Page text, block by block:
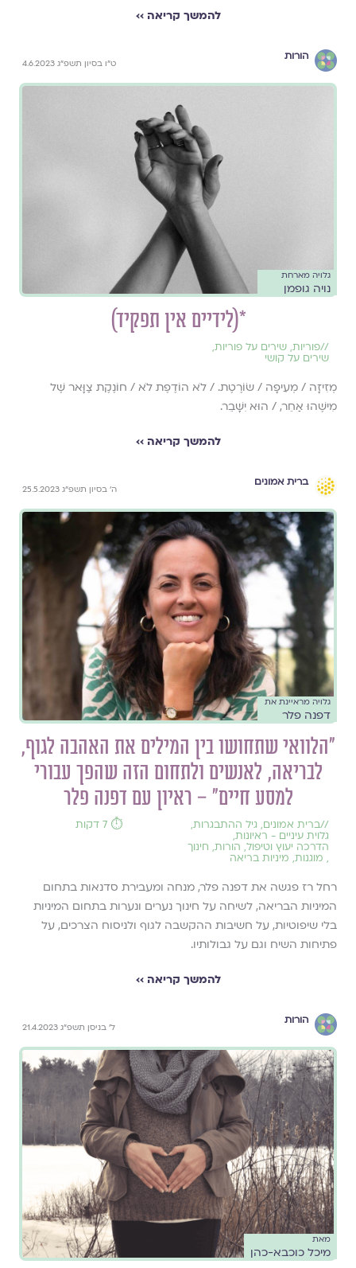
להמשך קריאה ››
הורות
ט״ו בסיון תשפ״ג 4.6.2023
גלויה מארחת
נויה גופמן
*(לידיים אין תפקיד)
//פוריות, שירים על פוריות,
שירים על קושי
מְזִיזָה / מְעִיפָה / שׂוֹרֶטֶת. / לֹא הוֹדֶפֶת לֹא / חוֹנֶקֶת צַוָּאר שֶׁל
מִישֶׁהוּ אַחֵר, / הוּא יִשָּׁבֵר.
להמשך קריאה ››
ברית אמונים
ה׳ בסיון תשפ״ג 25.5.2023
גלויה מראיינת את
דפנה פלר
"הלוואי שתחושו בין המילים את האהבה לגוף,
לבריאה, לאנשים ולתחום הזה שהפך עבורי
למסע חיים" – ראיון עם דפנה פלר
//ברית אמונים, גיל ההתבגרות,
גלוית עיניים - ראיונות,
הדרכה יעוץ וטיפול, הורות, חינוך
, מוגנות, מיניות בריאה
⏱️ 7 דקות
רחל רז פגשה את דפנה פלר, מנחה ומעבירת סדנאות בתחום
המיניות הבריאה, לשיחה על חינוך נערים ונערות בתחום המיניות
בלי שיפוטיות, על חשיבות ההקשבה לגוף ולניסוח הצרכים, על
פתיחות השיח וגם על גבולותיו.
להמשך קריאה ››
הורות
ל׳ בניסן תשפ״ג 21.4.2023
מאת
מיכל כוכבא-כהן